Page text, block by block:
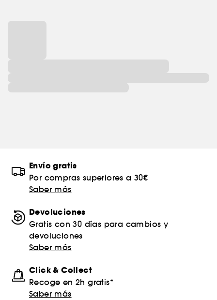
Envío gratis
Por compras superiores a 30€
Saber más
Devoluciones
Gratis con 30 días para cambios y
devoluciones
Saber más
Click & Collect
Recoge en 2h gratis*
Saber más